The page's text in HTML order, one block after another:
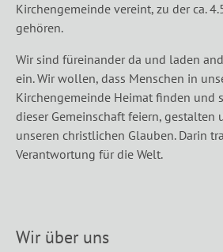
Kirchengemeinde vereint, zu der ca.
gehören.
Wir sind füreinander da und laden
ein. Wir wollen, dass Menschen in
Kirchengemeinde Heimat finden und
dieser Gemeinschaft feiern, gestalten
unseren christlichen Glauben. Darin
Verantwortung für die Welt.
Wir über uns